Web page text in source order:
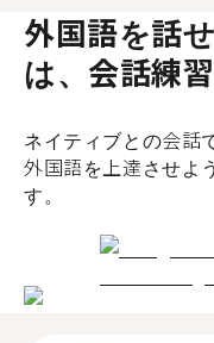
外国語を話
は、会話練
ネイティブとの会話
外国語を上達させよ
す。